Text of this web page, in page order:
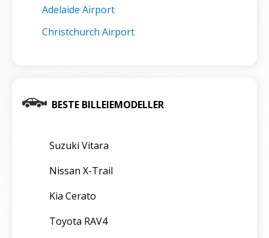
Adelaide Airport
Christchurch Airport
BESTE BILLEIEMODELLER
Suzuki Vitara
Nissan X-Trail
Kia Cerato
Toyota RAV4